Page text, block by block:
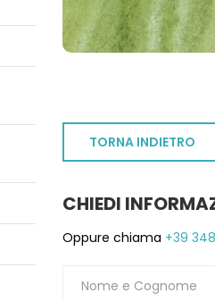
TORNA INDIETRO
CHIEDI
Oppure chiama +39